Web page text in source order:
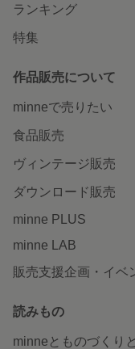
ランキング
特集
作品販売について
minneで売りたい
食品販売
ヴィンテージ販売
ダウンロード販売
minne PLUS
minne LAB
販売支援企画・イベ
読みもの
minneとものづくりと